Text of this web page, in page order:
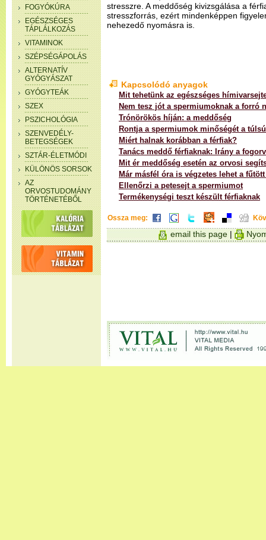
FOGYÓKÚRA
EGÉSZSÉGES
TÁPLÁLKOZÁS
VITAMINOK
SZÉPSÉGÁPOLÁS
ALTERNATÍV
GYÓGYÁSZAT
GYÓGYTEÁK
SZEX
PSZICHOLÓGIA
SZENVEDÉLY-
BETEGSÉGEK
SZTÁR-ÉLETMÓDI
KÜLÖNÖS SORSOK
AZ
ORVOSTUDOMÁNY
TÖRTÉNETÉBŐL
stresszre. A meddőség kivizsgálása a
stresszforrás, ezért mindenképpen
nehezedő nyomásra is.
Kapcsolódó anyagok
Mit tehetünk az egészséges
Nem tesz jót a spermiumoknak a forró
Trónörökös híján: a meddőség
Rontja a spermiumok minőségét a
Miért halnak korábban a férfiak?
Tanács meddő férfiaknak: Irány a
Mit ér meddőség esetén az orvosi
Már másfél óra is végzetes lehet a
Ellenőrzi a petesejt a spermiumot
Termékenységi teszt készült férfiaknak
Ossza meg:
email this page |